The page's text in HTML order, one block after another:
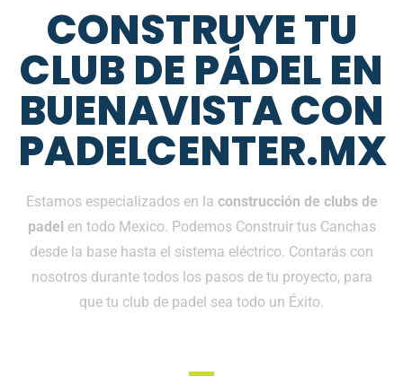
CONSTRUYE TU
CLUB DE PÁDEL EN
BUENAVISTA CON
PADELCENTER.MX
Estamos especializados en la construcción de clubs de
padel en todo Mexico. Podemos Construir tus Canchas
desde la base hasta el sistema eléctrico. Contarás con
nosotros durante todos los pasos de tu proyecto, para
que tu club de padel sea todo un Éxito.